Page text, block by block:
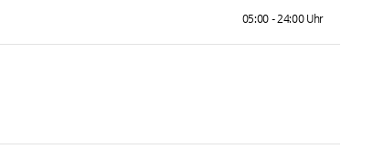
05:00 - 24:00 Uhr